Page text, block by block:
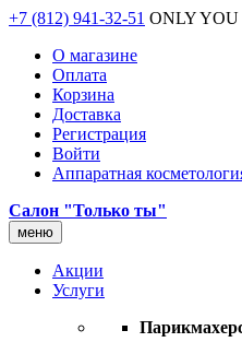
+7 (812) 941-32-51 ONLY YOU
О магазине
Оплата
Корзина
Доставка
Регистрация
Войти
Аппаратная
Салон "Только ты"
меню
Акции
Услуги